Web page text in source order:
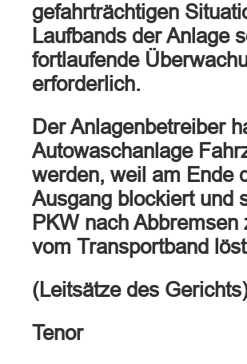
gefahrträchtigen
Laufbands der Anlage
fortlaufende
erforderlich.
Der Anlagenbetreiber
Autowaschanlage
werden, weil am Ende
Ausgang blockiert und
PKW nach
vom Transportband
(Leitsätze des
Tenor